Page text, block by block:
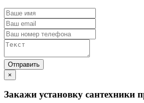
×
Закажи установку сантехники